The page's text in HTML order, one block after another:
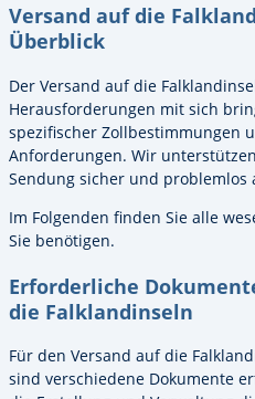
Versand auf die
Überblick
Der Versand auf die
Herausforderungen mit sich
spezifischer Zollbestimmungen
Anforderungen. Wir
Sendung sicher und problemlos
Im Folgenden finden Sie alle
Sie benötigen.
Erforderliche
die Falklandinseln
Für den Versand auf die
sind verschiedene Dokumente